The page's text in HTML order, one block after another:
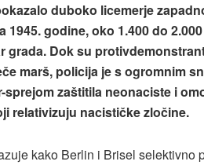
duboko licemerje
1945. godine, oko 1.400 do
grada. Dok su
marš, policija je s ogromnim
zaštitila neonaciste i
relativizuju nacističke zločine.
kako Berlin i Brisel selektivno